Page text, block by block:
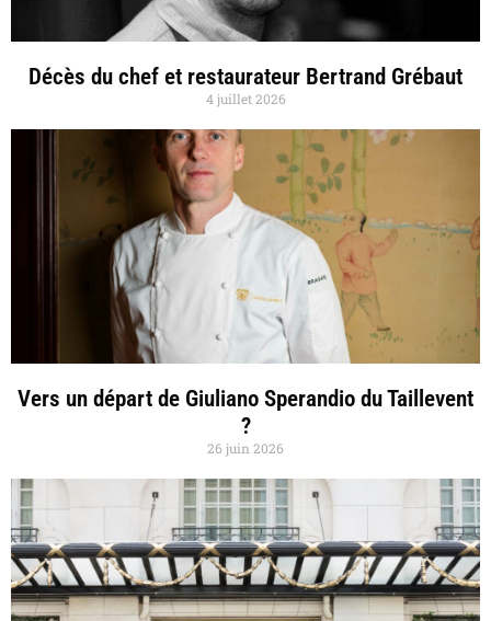
Décès du chef et restaurateur Bertrand Grébaut
4 juillet 2026
Vers un départ de Giuliano Sperandio du Taillevent
?
26 juin 2026